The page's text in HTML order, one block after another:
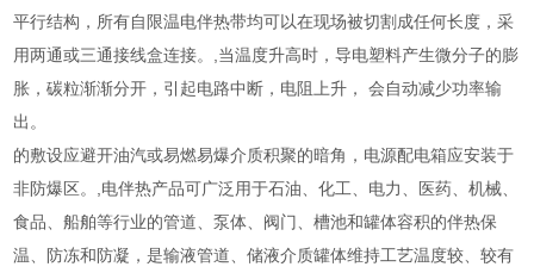
平行结构，所有自限温电伴热带均可以在现场被切割成任何长度，采
用两通或三通接线盒连接。,当温度升高时，导电塑料产生微分子的膨
胀，碳粒渐渐分开，引起电路中断，电阻上升， 会自动减少功率输
出。
的敷设应避开油汽或易燃易爆介质积聚的暗角，电源配电箱应安装于
非防爆区。,电伴热产品可广泛用于石油、化工、电力、医药、机械、
食品、船舶等行业的管道、泵体、阀门、槽池和罐体容积的伴热保
温、防冻和防凝，是输液管道、储液介质罐体维持工艺温度较、较有